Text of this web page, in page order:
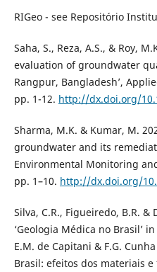
RIGeo - see Repositório
Saha, S., Reza, A.S., & Roy,
evaluation of groundwater
Rangpur, Bangladesh’,
pp. 1-12. http://dx.doi.org/
Sharma, M.K. & Kumar, M.
groundwater and its
Environmental Monitoring
pp. 1–10. http://dx.doi.org/
Silva, C.R., Figueiredo, B.R. &
‘Geologia Médica no Brasil’
E.M. de Capitani & F.G.
Brasil: efeitos dos materiais